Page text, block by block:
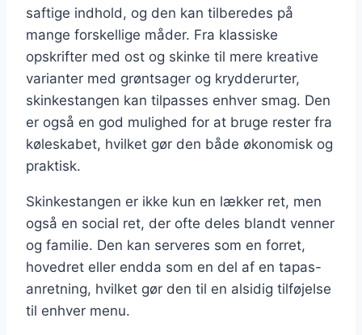
saftige indhold, og den kan tilberedes på
mange forskellige måder. Fra klassiske
opskrifter med ost og skinke til mere kreative
varianter med grøntsager og krydderurter,
skinkestangen kan tilpasses enhver smag. Den
er også en god mulighed for at bruge rester fra
køleskabet, hvilket gør den både økonomisk og
praktisk.
Skinkestangen er ikke kun en lækker ret, men
også en social ret, der ofte deles blandt venner
og familie. Den kan serveres som en forret,
hovedret eller endda som en del af en tapas-
anretning, hvilket gør den til en alsidig tilføjelse
til enhver menu.